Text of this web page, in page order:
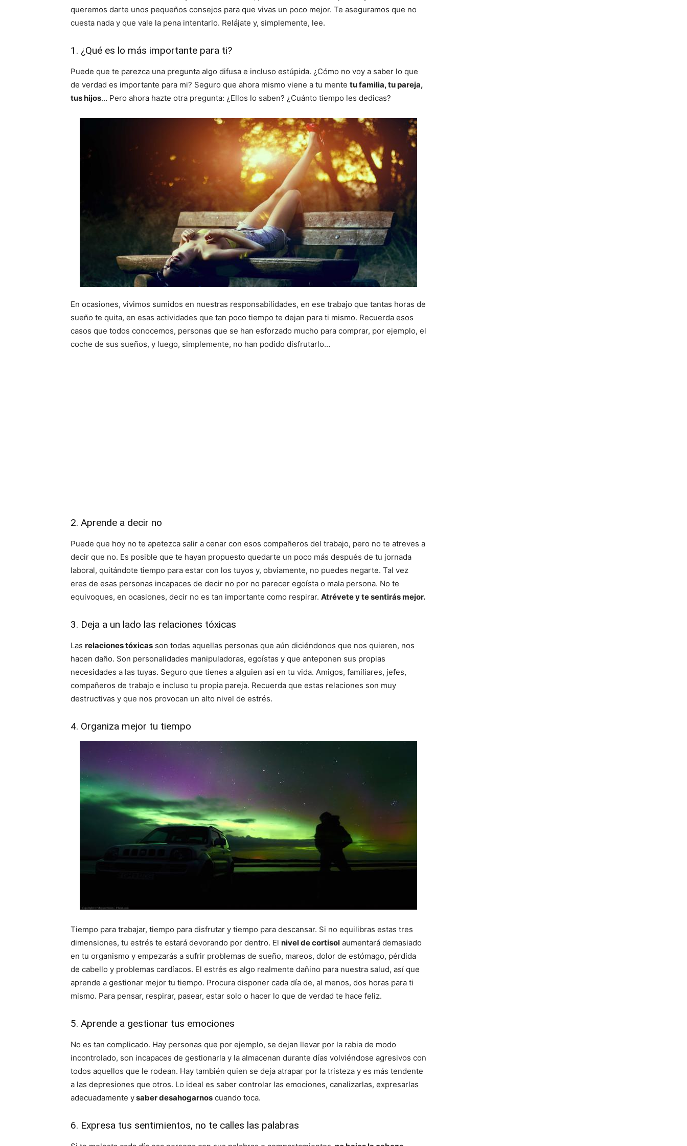
queremos darte unos pequeños consejos para que vivas un poco mejor. Te aseguramos que no
cuesta nada y que vale la pena intentarlo. Relájate y, simplemente, lee.
1. ¿Qué es lo más importante para ti?
Puede que te parezca una pregunta algo difusa e incluso estúpida. ¿Cómo no voy a saber lo que
de verdad es importante para mi? Seguro que ahora mismo viene a tu mente tu familia, tu pareja,
tus hijos… Pero ahora hazte otra pregunta: ¿Ellos lo saben? ¿Cuánto tiempo les dedicas?
En ocasiones, vivimos sumidos en nuestras responsabilidades, en ese trabajo que tantas horas de
sueño te quita, en esas actividades que tan poco tiempo te dejan para ti mismo. Recuerda esos
casos que todos conocemos, personas que se han esforzado mucho para comprar, por ejemplo, el
coche de sus sueños, y luego, simplemente, no han podido disfrutarlo…
2. Aprende a decir no
Puede que hoy no te apetezca salir a cenar con esos compañeros del trabajo, pero no te atreves a
decir que no. Es posible que te hayan propuesto quedarte un poco más después de tu jornada
laboral, quitándote tiempo para estar con los tuyos y, obviamente, no puedes negarte. Tal vez
eres de esas personas incapaces de decir no por no parecer egoísta o mala persona. No te
equivoques, en ocasiones, decir no es tan importante como respirar. Atrévete y te sentirás mejor.
3. Deja a un lado las relaciones tóxicas
Las relaciones tóxicas son todas aquellas personas que aún diciéndonos que nos quieren, nos
hacen daño. Son personalidades manipuladoras, egoístas y que anteponen sus propias
necesidades a las tuyas. Seguro que tienes a alguien así en tu vida. Amigos, familiares, jefes,
compañeros de trabajo e incluso tu propia pareja. Recuerda que estas relaciones son muy
destructivas y que nos provocan un alto nivel de estrés.
4. Organiza mejor tu tiempo
Tiempo para trabajar, tiempo para disfrutar y tiempo para descansar. Si no equilibras estas tres
dimensiones, tu estrés te estará devorando por dentro. El nivel de cortisol aumentará demasiado
en tu organismo y empezarás a sufrir problemas de sueño, mareos, dolor de estómago, pérdida
de cabello y problemas cardíacos. El estrés es algo realmente dañino para nuestra salud, así que
aprende a gestionar mejor tu tiempo. Procura disponer cada día de, al menos, dos horas para ti
mismo. Para pensar, respirar, pasear, estar solo o hacer lo que de verdad te hace feliz.
5. Aprende a gestionar tus emociones
No es tan complicado. Hay personas que por ejemplo, se dejan llevar por la rabia de modo
incontrolado, son incapaces de gestionarla y la almacenan durante días volviéndose agresivos con
todos aquellos que le rodean. Hay también quien se deja atrapar por la tristeza y es más tendente
a las depresiones que otros. Lo ideal es saber controlar las emociones, canalizarlas, expresarlas
adecuadamente ysaber desahogarnos cuando toca.
6. Expresa tus sentimientos, no te calles las palabras